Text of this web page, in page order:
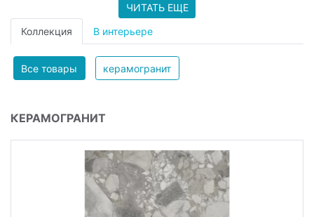
ЧИТАТЬ ЕЩЕ
Коллекция В интерьере
Все товары керамогранит
КЕРАМОГРАНИТ